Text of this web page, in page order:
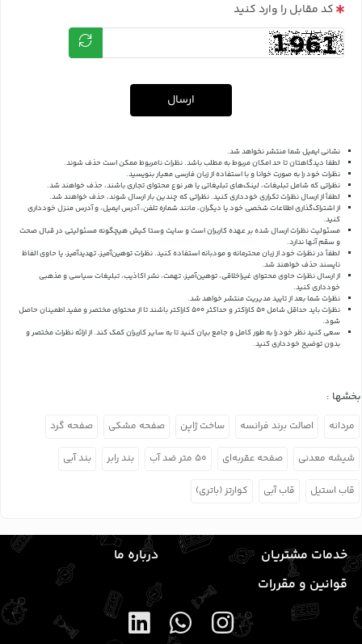
کد مقابل را وارد کنید
ارسال
نشانی ایمیل شما منتشر نخواهد شد.
لطفا دیدگاهتان تا حد امکان مربوط به مطلب باشد. نظرات نامربوط ممکن است حذف شوند.
نظرات خود را به صورت خوانا و با استفاده از زبان فارسی معیار بنویسید.
نظراتی که شامل تبلیغات، لینک‌های تبلیغاتی یا هر نوع محتوای تجاری باشند، حذف خواهند شد.
لطفاً از ارسال نظرات تکراری خودداری کنید. نظراتی که چندین بار ارسال شوند، حذف خواهند شد.
از اشتراک‌گذاری اطلاعات شخصی خود یا دیگران، مانند شماره تلفن، آدرس ایمیل، و آدرس منزل خودداری
کنید.
مسئولیت نظرات ارسال شده بر عهده کاربران است و سایت وستا کیش هیچگونه مسئولیتی در قبال صحت
و سقم آنها ندارد.
لطفاً در نظرات خود از زبان محترمانه و مودبانه استفاده کنید. نظرات توهین‌آمیز، تهدیدآمیز، یا حاوی الفاظ
ناپسند حذف خواهند شد.
از ارسال نظرات حاوی محتوای غیراخلاقی، توهین‌آمیز، تهمت، نشر اکاذیب، تبلیغات سیاسی و مذهبی
خودداری کنید.
نظرات شما بعد از تایید مدیریت منتشر خواهد شد.
نظرات باید حداقل شامل 50 کاراکتر و حداکثر 500 کاراکتر باشند تا از محتوای مختصر و مفید اطمینان حاصل
شود.
سعی کنید نظر خود را به طور کامل و جامع بیان کنید تا به سایر کاربران کمک کند.از ارائه نظرات مختصر و
بدون توضیح خودداری کنید.
بخشها :
مردانه اصالت برند فرانسه ساخت ژاپن صفحه مشکی صفحه گرد
شیشه معدنی صفحه عقربه‌ای ۵۰ متر ضد آب بند رابر بند آبی
قاب استیل قاب آبی کوارتز (باتری)
خدمات مشتریان
درباره ما
قوانین و مقررات